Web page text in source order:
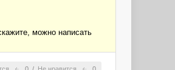
можно написать